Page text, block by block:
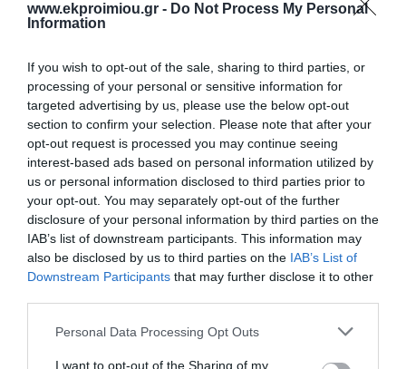
www.ekproimiou.gr - Do Not Process My Personal
Information
If you wish to opt-out of the sale, sharing to third parties, or
processing of your personal or sensitive information for
targeted advertising by us, please use the below opt-out
section to confirm your selection. Please note that after your
opt-out request is processed you may continue seeing
interest-based ads based on personal information utilized by
us or personal information disclosed to third parties prior to
your opt-out. You may separately opt-out of the further
disclosure of your personal information by third parties on the
IAB’s list of downstream participants. This information may
also be disclosed by us to third parties on the IAB’s List of
Downstream Participants that may further disclose it to other
Please note that this website/app uses one or more Google
not limited to your visit or usage behaviour. You may click to
Personal Data Processing Opt Outs
I want to opt-out of the Sharing of my
ΧΑΡΤΙ CANSON
COLORLINE 50x70 220gr 01
WHITE
Διαθέσιμο
€1,00
ΧΑΡΤΙ CANSON
COLORLINE 50x70 220gr 38
BLACK
Διαθέσιμο
€1,00